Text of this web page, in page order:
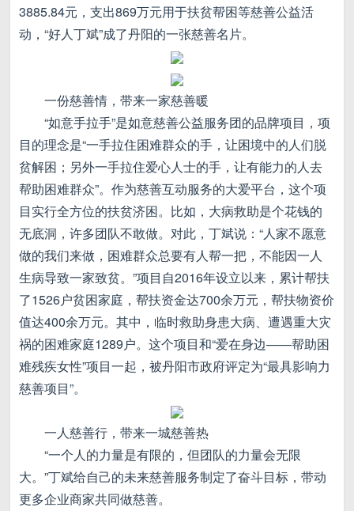
3885.84元，支出869万元用于扶贫帮困等慈善公益活
动，“好人丁斌”成了丹阳的一张慈善名片。
一份慈善情，带来一家慈善暖
“如意手拉手”是如意慈善公益服务团的品牌项目，项
目的理念是“一手拉住困难群众的手，让困境中的人们脱
贫解困；另外一手拉住爱心人士的手，让有能力的人去
帮助困难群众”。作为慈善互动服务的大爱平台，这个项
目实行全方位的扶贫济困。比如，大病救助是个花钱的
无底洞，许多团队不敢做。对此，丁斌说：“人家不愿意
做的我们来做，困难群众总要有人帮一把，不能因一人
生病导致一家致贫。”项目自2016年设立以来，累计帮扶
了1526户贫困家庭，帮扶资金达700余万元，帮扶物资价
值达400余万元。其中，临时救助身患大病、遭遇重大灾
祸的困难家庭1289户。这个项目和“爱在身边——帮助困
难残疾女性”项目一起，被丹阳市政府评定为“最具影响力
慈善项目”。
一人慈善行，带来一城慈善热
“一个人的力量是有限的，但团队的力量会无限
大。”丁斌给自己的未来慈善服务制定了奋斗目标，带动
更多企业商家共同做慈善。